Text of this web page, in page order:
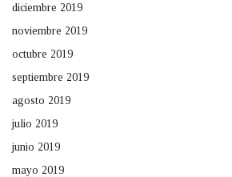
diciembre 2019
noviembre 2019
octubre 2019
septiembre 2019
agosto 2019
julio 2019
junio 2019
mayo 2019